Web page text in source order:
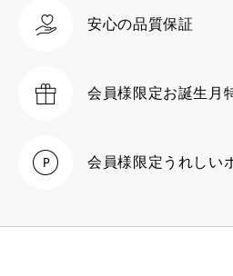
安心の品質保証
会員様限定お誕生月
会員様限定うれしい